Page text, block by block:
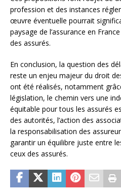
profession et des instances
œuvre éventuelle pourrait
paysage de l’assurance en
des assurés.
En conclusion, la question des
reste un enjeu majeur du droit
ont été réalisés, notamment
législation, le chemin vers une
équitable pour tous les assurés
des autorités, l’action des
la responsabilisation des
garantir un équilibre juste entre
ceux des assurés.